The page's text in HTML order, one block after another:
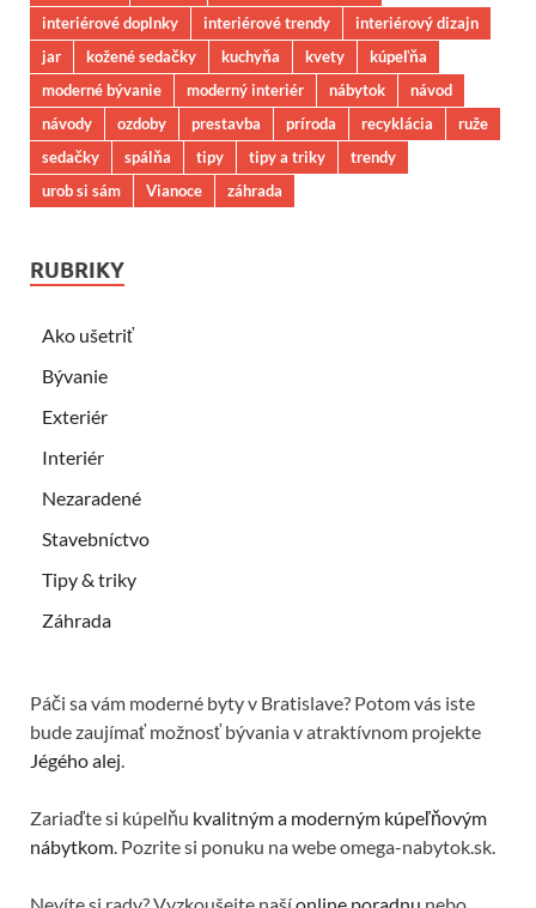
interiérové doplnky
interiérové trendy
interiérový dizajn
jar
kožené sedačky kuchyňa kvety
kúpeľňa
moderné bývanie
moderný interiér nábytok
návod
návody
ozdoby prestavba príroda recyklácia
ruže
sedačky
spálňa tipy tipy a triky
trendy
urob si sám
Vianoce záhrada
RUBRIKY
Ako ušetriť
Bývanie
Exteriér
Interiér
Nezaradené
Stavebníctvo
Tipy & triky
Záhrada
Páči sa vám moderné byty v Bratislave? Potom vás iste
bude zaujímať možnosť bývania v atraktívnom projekte
Jégého alej
Zariaďte si kúpelňu kvalitným a moderným kúpeľňovým
nábytkom . Pozrite si ponuku na webe omega-nabytok.sk.
Nevíte si rady? Vyzkoušejte našíonline poradnu nebo